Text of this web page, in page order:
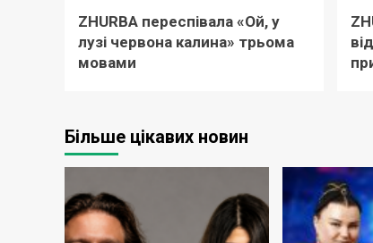
ZHURBA переспівала «Ой, у
лузі червона калина» трьома
мовами
Більше цікавих новин